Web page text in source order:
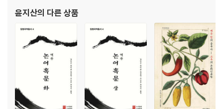
도그마가 어떻게 인간의 사랑을 죄로 규정하고 영혼을 파괴하는지를 보여
준다.
결국 베니아민은 라스무스와의 사랑을 통해 비로소 신의 심판보다 더 중요
한 것은 ‘현재의 삶을 사랑하는 것’임을 깨닫는다. 그는 자신을 파문한 공동
체를 떠나 고립되기를 선택하지만, 그 고립은 곧 진정한 자유를 향한 첫걸
음이었다. 가르델은 베니아민의 여정을 통해 종교의 본질이 정죄가 아닌
사랑과 용서에 있어야 함을 묵직하게 질문했다.
강의했다. 현재 베이징에서 칩
윤지산의 다른 상품